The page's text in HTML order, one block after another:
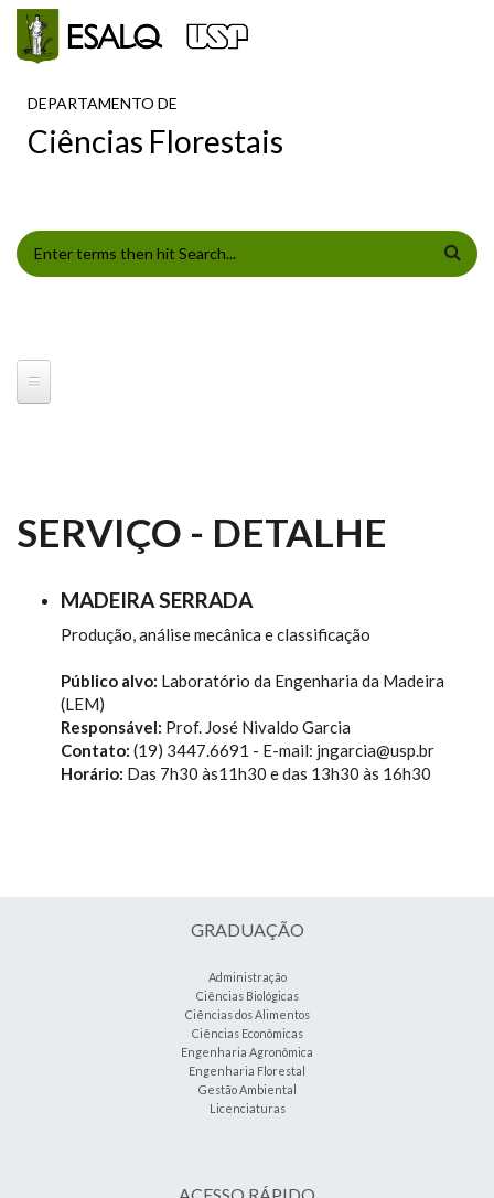
Pular para o conteúdo principal
DEPARTAMENTO DE
Ciências Florestais
FORMULÁRIO DE BUSCA
SERVIÇO - DETALHE
MADEIRA SERRADA
Produção, análise mecânica e classificação
Público alvo: Laboratório da Engenharia da Madeira
(LEM)
Responsável: Prof. José Nivaldo Garcia
Contato: (19) 3447.6691 - E-mail: jngarcia@usp.br
Horário: Das 7h30 às11h30 e das 13h30 às 16h30
GRADUAÇÃO
Administração
Ciências Biológicas
Ciências dos Alimentos
Ciências Econômicas
Engenharia Agronômica
Engenharia Florestal
Gestão Ambiental
Licenciaturas